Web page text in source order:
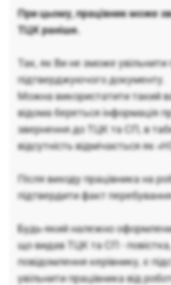
При цьому, працівник може
ТЦК раніше.
Так, як Ви не зможе увільнити
підтверджуючого документу.
Можна використатити такий
відома береться інформація
звернення до ТЦК та СП, в
відсутність відмічається як
Після виходу працівника на
підтвердити факт
Будь-який належно
що видав ТЦК та СП -
повідомлення керівнику, є
увільнити працівника від